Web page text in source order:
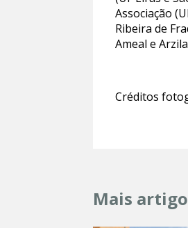
Associação
Ribeira de
Ameal e
Créditos
Mais